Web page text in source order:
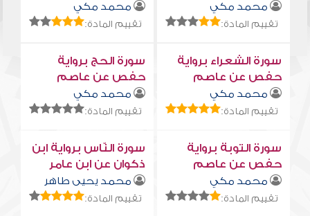
محمد مكي
تقييم المادة:
محمد مكي
تقييم المادة:
سورة الشعراء برواية
حفص عن عاصم
محمد مكي
تقييم المادة:
سورة الحج برواية
حفص عن عاصم
محمد مكي
تقييم المادة:
سورة التوبة برواية
حفص عن عاصم
محمد مكي
تقييم المادة:
سورة النّاس برواية ابن
ذكوان عن ابن عامر
محمد يحيى طاهر
تقييم المادة: